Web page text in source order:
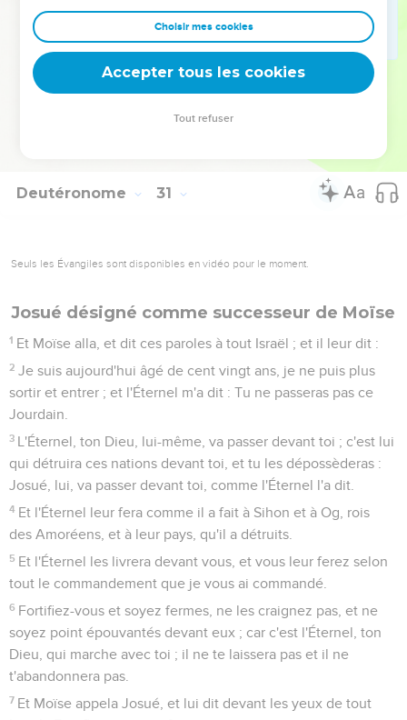
terre : j'ai mis devant toi la vie et la mort, la bénédiction et la
malédiction. Choisis la vie, afin que tu vives, toi et ta
semence,
en aimant l'Éternel, ton Dieu, en écoutant sa voix, et en
t'attachant à lui ; car c'est ta vie et la longueur de tes jours,
Deutéronome 31
Seuls les Évangiles sont disponibles en vidéo pour le moment.
Josué désigné comme successeur de Moïse
1 Et Moïse alla, et dit ces paroles à tout Israël ; et il leur dit :
2 Je suis aujourd'hui âgé de cent vingt ans, je ne puis plus
sortir et entrer ; et l'Éternel m'a dit : Tu ne passeras pas ce
Jourdain.
3 L'Éternel, ton Dieu, lui-même, va passer devant toi ; c'est lui
qui détruira ces nations devant toi, et tu les dépossèderas :
Josué, lui, va passer devant toi, comme l'Éternel l'a dit.
4 Et l'Éternel leur fera comme il a fait à Sihon et à Og, rois
des Amoréens, et à leur pays, qu'il a détruits.
5 Et l'Éternel les livrera devant vous, et vous leur ferez selon
tout le commandement que je vous ai commandé.
6 Fortifiez-vous et soyez fermes, ne les craignez pas, et ne
soyez point épouvantés devant eux ; car c'est l'Éternel, ton
Dieu, qui marche avec toi ; il ne te laissera pas et il ne
t'abandonnera pas.
7 Et Moïse appela Josué, et lui dit devant les yeux de tout
Choisir mes cookies
Accepter tous les cookies
Tout refuser